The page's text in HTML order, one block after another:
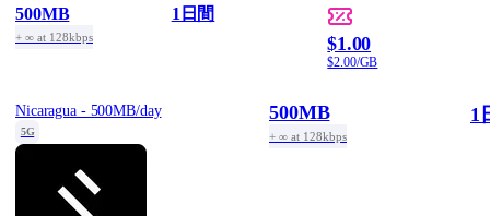
500MB
+ ∞ at 128kbps
1日間
$1.00
$2.00/GB
Nicaragua - 500MB/day
5G
500MB
+ ∞ at 128kbps
1